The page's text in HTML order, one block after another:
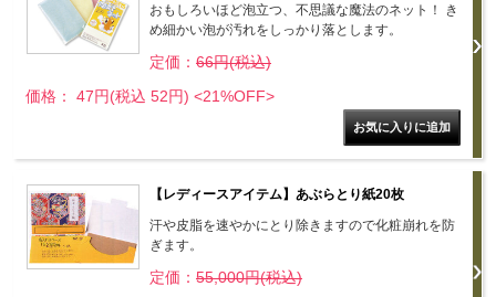
おもしろいほど泡立つ、不思議な魔法のネット！ き
め細かい泡が汚れをしっかり落とします。
定価： 66円(税込)
価格： 47円(税込 52円) <21%OFF>
【レディースアイテム】あぶらとり紙20枚
汗や皮脂を速やかにとり除きますので化粧崩れを防
ぎます。
定価： 55,000円(税込)